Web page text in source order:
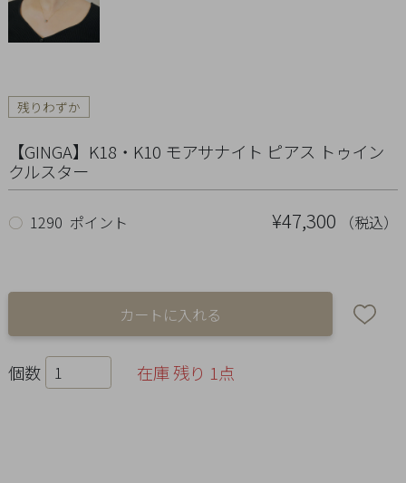
残りわずか
【GINGA】K18・K10 モアサナイト ピアス トゥイン
クルスター
¥47,300 （税込）
○ 1290 ポイント
個数 在庫 残り 1点
Pierced
Earrings
Charm
Ring
Bracelet
Other